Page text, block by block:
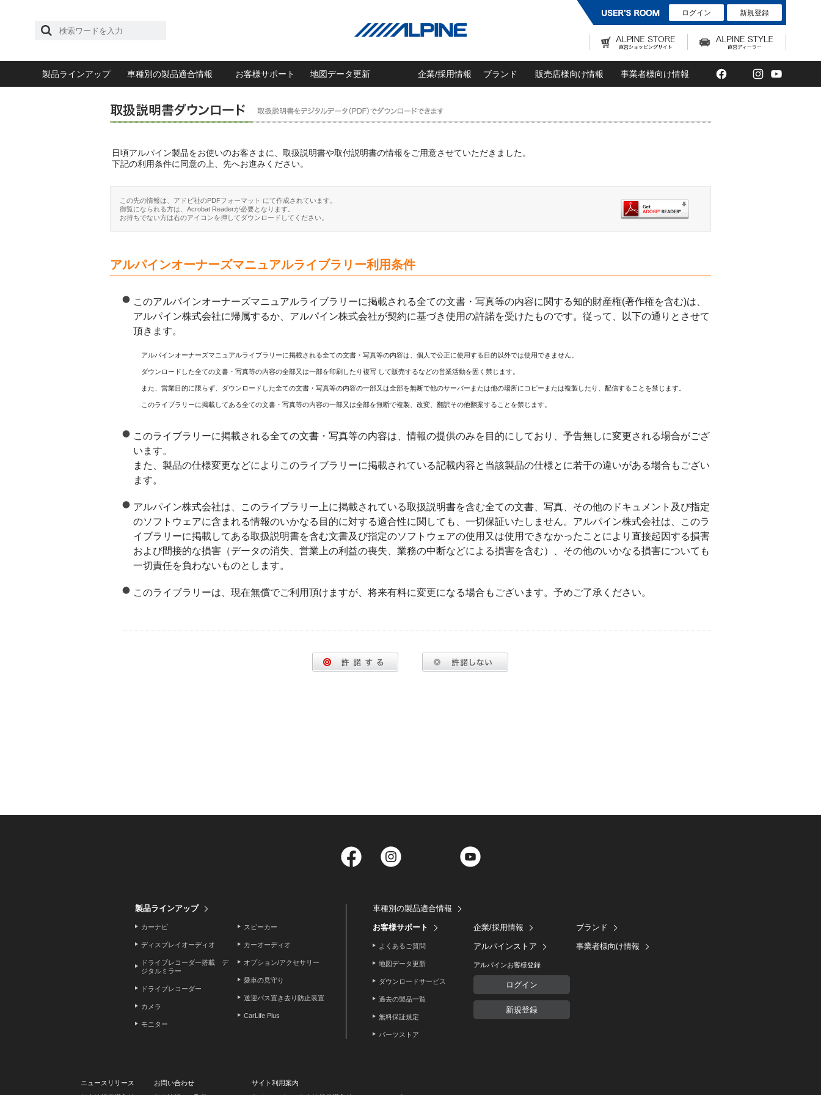
ログイン 新規登録
製品ラインアップ 車種別の製品適合情報 お客様サポート 地図データ更新 企業/採用情報 ブランド 販売店様向け情報 事業者様向け情報 Facebook
TwitterInstagram
日頃アルパイン製品をお使いのお客さまに、取扱説明書や取付説明書の情報をご用意させていただきました。
下記の利用条件に同意の上、先へお進みください。
この先の情報は、アドビ社のPDFフォーマット にて作成されています。
御覧になられる方は、Acrobat Readerが必要となります。
お持ちでない方は右のアイコンを押してダウンロードしてください。
アルパインオーナーズマニュアルライブラリー利用条件
このアルパインオーナーズマニュアルライブラリーに掲載される全ての文書・写真等の内容に関する知的財産権(著作権を含む)は、
アルパイン株式会社に帰属するか、アルパイン株式会社が契約に基づき使用の許諾を受けたものです。従って、以下の通りとさせて
頂きます。
アルパインオーナーズマニュアルライブラリーに掲載される全ての文書・写真等の内容は、個人で公正に使用する目的以外では使用できません。
ダウンロードした全ての文書・写真等の内容の全部又は一部を印刷したり複写 して販売するなどの営業活動を固く禁じます。
また、営業目的に限らず、ダウンロードした全ての文書・写真等の内容の一部又は全部を無断で他のサーバーまたは他の場所にコピーまたは複製したり、配信することを禁じます。
このライブラリーに掲載してある全ての文書・写真等の内容の一部又は全部を無断で複製、改変、翻訳その他翻案することを禁じます。
このライブラリーに掲載される全ての文書・写真等の内容は、情報の提供のみを目的にしており、予告無しに変更される場合がござ
います。
また、製品の仕様変更などによりこのライブラリーに掲載されている記載内容と当該製品の仕様とに若干の違いがある場合もござい
ます。
アルパイン株式会社は、このライブラリー上に掲載されている取扱説明書を含む全ての文書、写真、その他のドキュメント及び指定
のソフトウェアに含まれる情報のいかなる目的に対する適合性に関しても、一切保証いたしません。アルパイン株式会社は、このラ
イブラリーに掲載してある取扱説明書を含む文書及び指定のソフトウェアの使用又は使用できなかったことにより直接起因する損害
および間接的な損害（データの消失、営業上の利益の喪失、業務の中断などによる損害を含む）、その他のいかなる損害についても
一切責任を負わないものとします。
このライブラリーは、現在無償でご利用頂けますが、将来有料に変更になる場合もございます。予めご了承ください。
Facebook Twitter
製品ラインアップ
カーナビ
ディスプレイオーディオ
ドライブレコーダー搭載 デ
ジタルミラー
ドライブレコーダー
カメラ
モニター
スピーカー
カーオーディオ
オプション/アクセサリー
愛車の見守り
送迎バス置き去り防止装置
CarLife Plus
車種別の製品適合情報
お客様サポート
よくあるご質問
地図データ更新
ダウンロードサービス
過去の製品一覧
無料保証規定
パーツストア
企業/採用情報
アルパインストア
アルパインお客様登録
ログイン
新規登録
ブランド
事業者様向け情報
ニュースリリース お問い合わせ
サイト利用案内